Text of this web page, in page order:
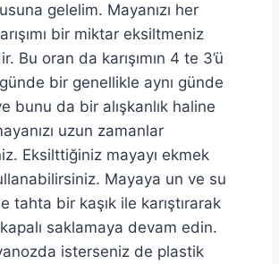
gelelim. Mayanızı her
bir miktar eksiltmeniz
Bu oran da karışımın 4 te 3’ü
bir genellikle aynı günde
bunu da bir alışkanlık haline
uzun zamanlar
Eksilttiğiniz mayayı ekmek
Mayaya un ve su
tahta bir kaşık ile karıştırarak
saklamaya devam edin.
isterseniz de plastik